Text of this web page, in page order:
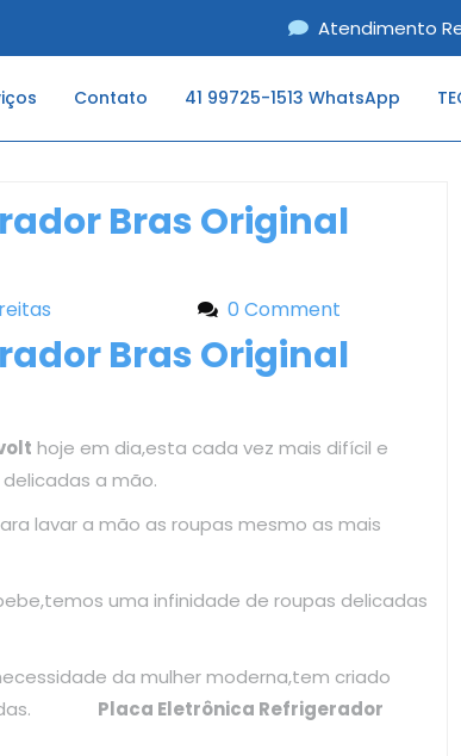
Atendimento
Contato 41 99725-1513 WhatsApp
Bras Original
0 Comment
Bras Original
hoje em dia,esta cada vez mais difícil e
a mão.
lavar a mão as roupas mesmo as mais
uma infinidade de roupas delicadas
da mulher moderna,tem criado
Placa Eletrônica Refrigerador